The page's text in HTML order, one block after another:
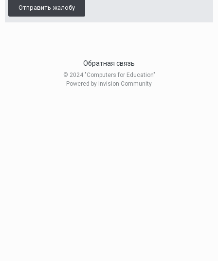
Отправить жалобу
Обратная связь
© 2024 "Computers for Education"
Powered by Invision Community